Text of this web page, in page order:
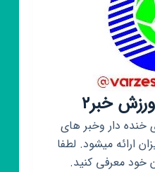
خبر۲
خنده دار وخبر های
ارائه میشود. لطفا
خود معرفی کنید.